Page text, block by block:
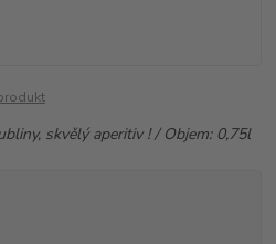
skvělý aperitiv ! / Objem: 0,75l